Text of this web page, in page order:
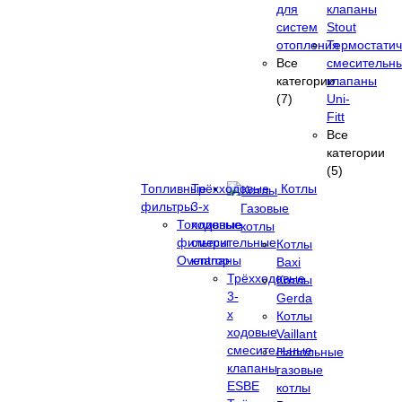
для
систем
отопления
Все
категории
(7)
клапаны
Stout
клапаны
Uni-
Fitt
Все
категории
(5)
Топливные
фильтры
Топливные
фильтры
Oventrop
Трёхходовые
3-х
ходовые
смесительные
клапаны
Трёхходовые
3-
х
ходовые
смесительные
клапаны
ESBE
Котлы
Газовые
котлы
Котлы
Baxi
Котлы
Gerda
Котлы
Vaillant
Напольные
газовые
котлы